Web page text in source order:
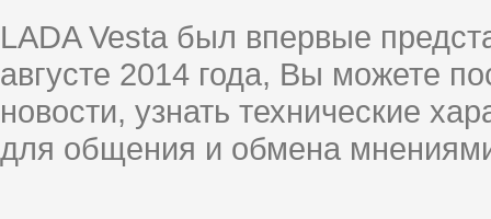
LADA Vesta был впервые
августе 2014 года, Вы можете
новости, узнать технические
для общения и обмена